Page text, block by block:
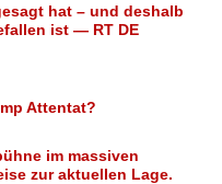
hat – und deshalb
ist — RT DE
Attentat?
im massiven
zur aktuellen Lage.